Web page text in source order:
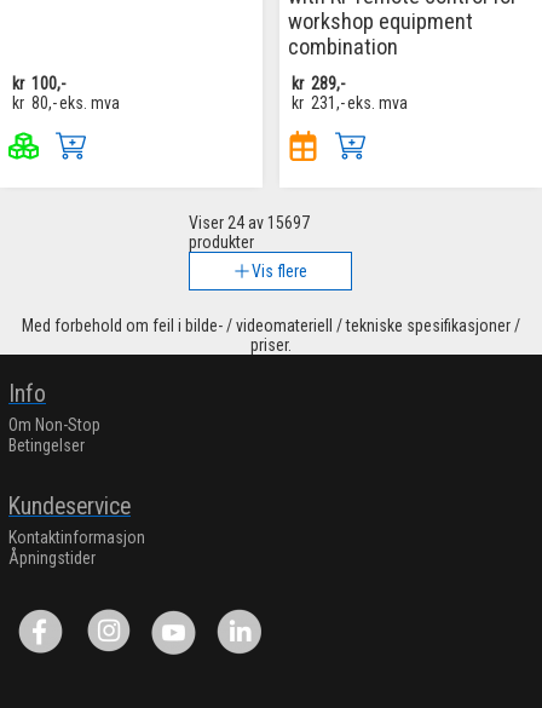
kr 100,-
kr 80,-eks. mva
workshop equipment
combination
kr 289,-
kr 231,-eks. mva
Viser 24av 15697
produkter
Vis flere
Med forbehold om feil i bilde- / videomateriell / tekniske spesifikasjoner /
priser.
Info
Om Non-Stop
Betingelser
Kundeservice
Kontaktinformasjon
Åpningstider